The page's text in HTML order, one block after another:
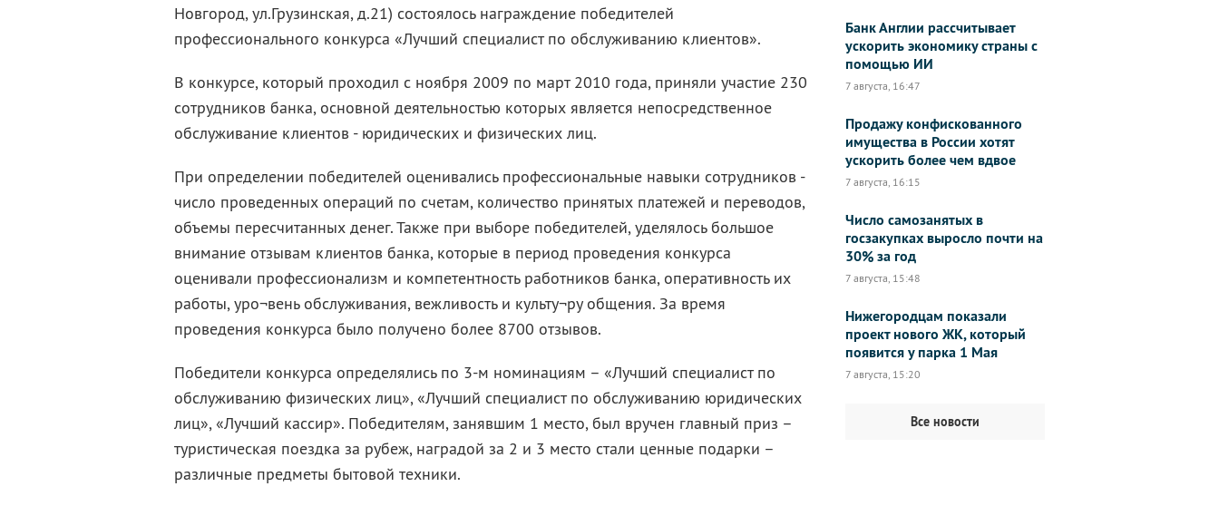
Новгород, ул.Грузинская, д.21) состоялось награждение победителей
профессионального конкурса «Лучший специалист по обслуживанию клиентов».
В конкурсе, который проходил с ноября 2009 по март 2010 года, приняли участие 230
сотрудников банка, основной деятельностью которых является непосредственное
обслуживание клиентов - юридических и физических лиц.
При определении победителей оценивались профессиональные навыки сотрудников -
число проведенных операций по счетам, количество принятых платежей и переводов,
объемы пересчитанных денег. Также при выборе победителей, уделялось большое
внимание отзывам клиентов банка, которые в период проведения конкурса
оценивали профессионализм и компетентность работников банка, оперативность их
работы, уро¬вень обслуживания, вежливость и культу¬ру общения. За время
проведения конкурса было получено более 8700 отзывов.
Победители конкурса определялись по 3-м номинациям – «Лучший специалист по
обслуживанию физических лиц», «Лучший специалист по обслуживанию юридических
лиц», «Лучший кассир». Победителям, занявшим 1 место, был вручен главный приз –
туристическая поездка за рубеж, наградой за 2 и 3 место стали ценные подарки –
различные предметы бытовой техники.
Банк Англии рассчитывает
ускорить экономику страны с
помощью ИИ
7 августа, 16:47
Продажу конфискованного
имущества в России хотят
ускорить более чем вдвое
7 августа, 16:15
Число самозанятых в
госзакупках выросло почти на
30% за год
7 августа, 15:48
Нижегородцам показали
проект нового ЖК, который
появится у парка 1 Мая
7 августа, 15:20
Все новости